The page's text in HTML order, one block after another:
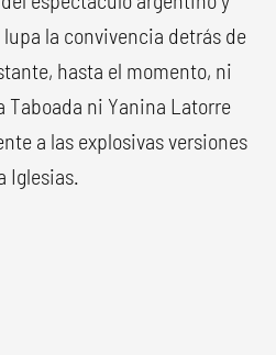
la convivencia detrás de
hasta el momento, ni
Taboada ni Yanina Latorre
a las explosivas versiones
Iglesias.